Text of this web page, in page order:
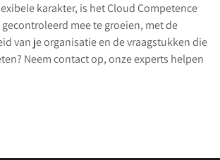
karakter, is het Cloud Competence
mee te groeien, met de
van je organisatie en de vraagstukken die
Neem contact op, onze experts helpen